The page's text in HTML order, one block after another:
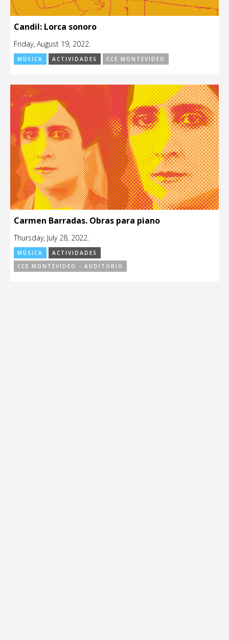
Candil: Lorca sonoro
Friday, August 19, 2022.
MÚSICA ACTIVIDADES CCE MONTEVIDEO
Carmen Barradas. Obras para piano
Thursday, July 28, 2022.
MÚSICA
ACTIVIDADES
CCE MONTEVIDEO - AUDITORIO